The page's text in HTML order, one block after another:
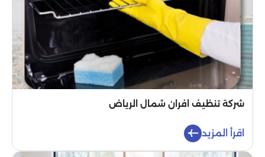
شركة تنظيف افران شمال الرياض
اقرأ المزيد